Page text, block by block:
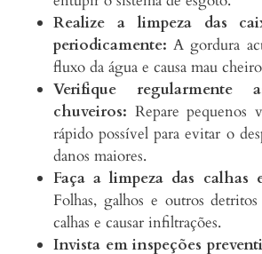
Realize a limpeza das
periodicamente: A gordura
fluxo da água e causa mau
Verifique regularmente
chuveiros: Repare pequenos
rápido possível para evitar o
danos maiores.
Faça a limpeza das calhas
Folhas, galhos e outros
calhas e causar infiltrações.
Invista em inspeções